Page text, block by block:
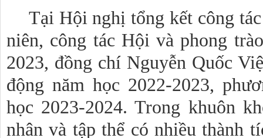
Tại Hội nghị tổng kết công
niên, công tác Hội và phong
2023, đồng chí Nguyễn Quốc
động năm học 2022-2023,
học 2023-2024. Trong khuôn
nhân và tập thể có nhiều thành